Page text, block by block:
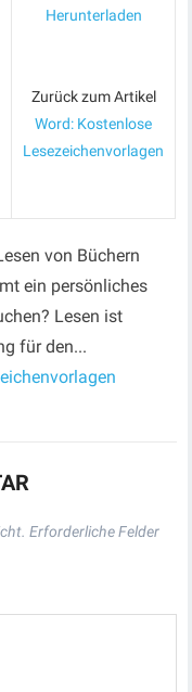
Herunterladen
Zurück zum Artikel
Word: Kostenlose
Lesezeichenvorlagen
von Büchern
ein persönliches
Lesen ist
für den...
Erforderliche Felder